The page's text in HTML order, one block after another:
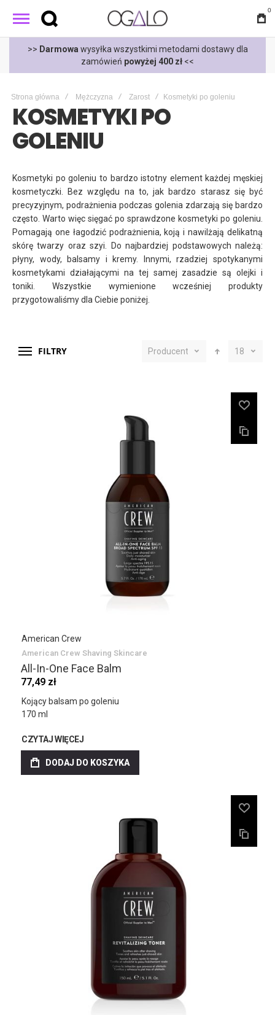
0
>> Darmowa wysyłka wszystkimi metodami dostawy dla
zamówień powyżej 400 zł <<
Strona główna Mężczyzna Zarost Kosmetyki po goleniu
KOSMETYKI PO
GOLENIU
Kosmetyki po goleniu to bardzo istotny element każdej męskiej
kosmetyczki. Bez względu na to, jak bardzo starasz się być
precyzyjnym, podrażnienia podczas golenia zdarzają się bardzo
często. Warto więc sięgać po sprawdzone kosmetyki po goleniu.
Pomagają one łagodzić podrażnienia, koją i nawilżają delikatną
skórę twarzy oraz szyi. Do najbardziej podstawowych należą:
płyny, wody, balsamy i kremy. Innymi, rzadziej spotykanymi
kosmetykami działającymi na tej samej zasadzie są olejki i
toniki. Wszystkie wymienione wcześniej produkty
przygotowaliśmy dla Ciebie poniżej.
FILTRY Producent 18
American Crew
American Crew Shaving Skincare
All-In-One Face Balm
77,49 zł
Kojący balsam po goleniu
170 ml
CZYTAJ WIĘCEJ
DODAJ DO KOSZYKA